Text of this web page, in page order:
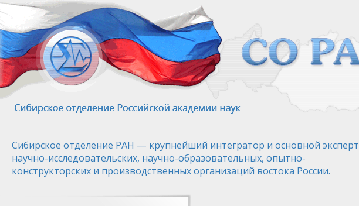
Перейти
основному
содержанию
Сибирское отделение РАН — крупнейший интегратор и основной эксперт
научно-исследовательских, научно-образовательных, опытно-
конструкторских и производственных организаций востока России.